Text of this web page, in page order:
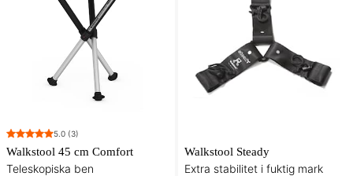
5.0 (3)
Walkstool 45 cm Comfort
Teleskopiska ben
Walkstool Steady
Extra stabilitet i fuktig mark